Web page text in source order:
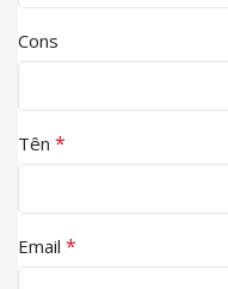
Cons
Tên *
Email *